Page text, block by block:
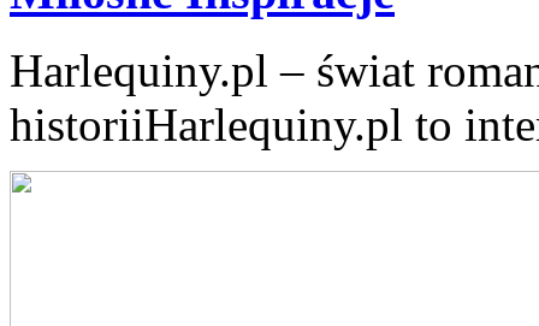
Harlequiny.pl – świat
historiiHarlequiny.pl to